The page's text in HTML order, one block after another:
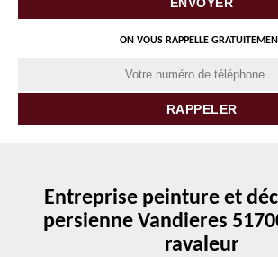
ON VOUS RAPPELLE
Entreprise peinture et
persienne Vandieres
ravaleur